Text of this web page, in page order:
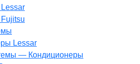
Lessar
— Кондиционеры